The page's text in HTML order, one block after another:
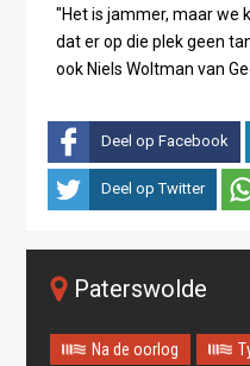
"Het is jammer, maar we
dat er op die plek geen
ook Niels Woltman van
Deel op Facebook
Deel op Twitter
Paterswolde
Na de oorlog